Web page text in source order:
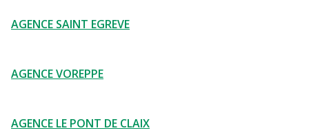
AGENCE SAINT EGREVE
AGENCE VOREPPE
AGENCE LE PONT DE CLAIX